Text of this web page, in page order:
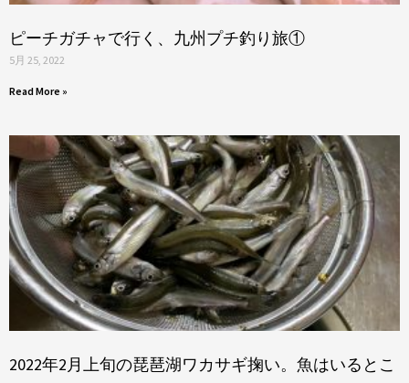
ピーチガチャで行く、九州プチ釣り旅①
5月 25, 2022
Read More »
2022年2月上旬の琵琶湖ワカサギ掬い。魚はいるとこ